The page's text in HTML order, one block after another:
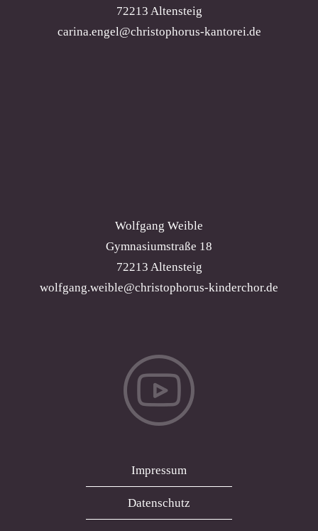
72213 Altensteig
carina.engel@christophorus-kantorei.de
Wolfgang Weible
Gymnasiumstraße 18
72213 Altensteig
wolfgang.weible@christophorus-kinderchor.de
Impressum
Datenschutz